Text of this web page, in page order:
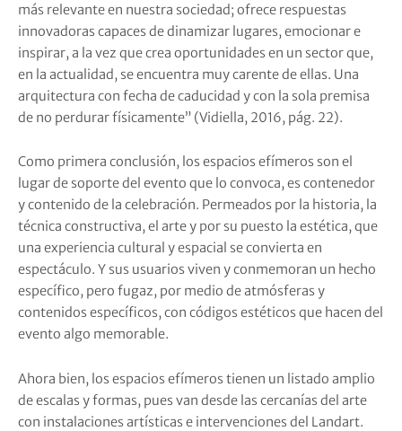
más relevante en nuestra sociedad; ofrece respuestas
innovadoras capaces de dinamizar lugares, emocionar e
inspirar, a la vez que crea oportunidades en un sector que,
en la actualidad, se encuentra muy carente de ellas. Una
arquitectura con fecha de caducidad y con la sola premisa
de no perdurar físicamente” (Vidiella, 2016, pág. 22).
Como primera conclusión, los espacios efímeros son el
lugar de soporte del evento que lo convoca, es contenedor
y contenido de la celebración. Permeados por la historia, la
técnica constructiva, el arte y por su puesto la estética, que
una experiencia cultural y espacial se convierta en
espectáculo. Y sus usuarios viven y conmemoran un hecho
específico, pero fugaz, por medio de atmósferas y
contenidos específicos, con códigos estéticos que hacen del
evento algo memorable.
Ahora bien, los espacios efímeros tienen un listado amplio
de escalas y formas, pues van desde las cercanías del arte
con instalaciones artísticas e intervenciones del Landart.